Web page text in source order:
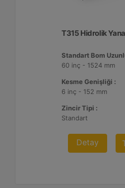
T315 Hidrolik
Standart Bom
60 inç - 1524 mm
Kesme Genişliği :
6 inç - 152 mm
Zincir Tipi :
Standart
Detay